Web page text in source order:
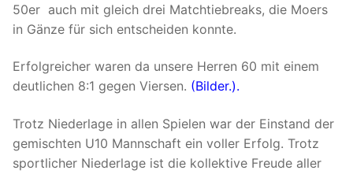
50er auch mit gleich drei Matchtiebreaks, die Moers
in Gänze für sich entscheiden konnte.
Erfolgreicher waren da unsere Herren 60 mit einem
deutlichen 8:1 gegen Viersen. (Bilder.).
Trotz Niederlage in allen Spielen war der Einstand der
gemischten U10 Mannschaft ein voller Erfolg. Trotz
sportlicher Niederlage ist die kollektive Freude aller